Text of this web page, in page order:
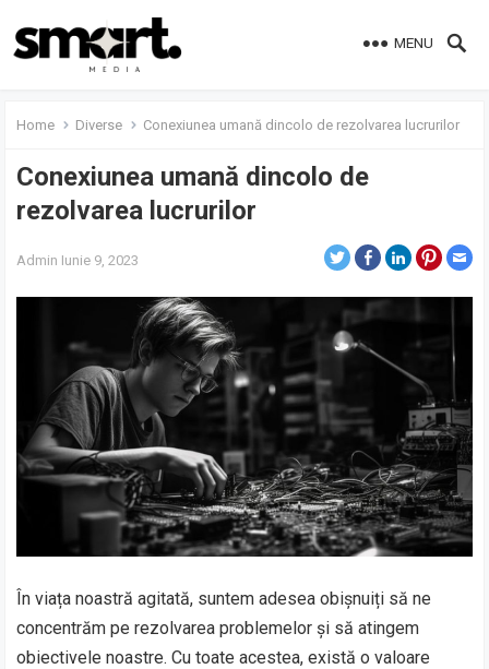
MENU
Home Diverse Conexiunea umană dincolo de rezolvarea lucrurilor
Conexiunea umană dincolo de
rezolvarea lucrurilor
Admin Iunie 9, 2023
În viața noastră agitată, suntem adesea obișnuiți să ne
concentrăm pe rezolvarea problemelor și să atingem
obiectivele noastre. Cu toate acestea, există o valoare